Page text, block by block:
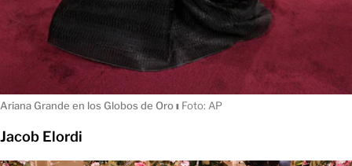
Ariana Grande en los Globos de Oroı Foto: AP
Jacob Elordi